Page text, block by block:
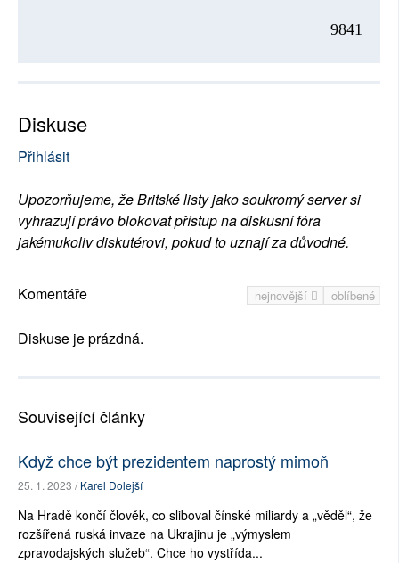
9841
Diskuse
Přihlásit
Upozorňujeme, že Britské listy jako soukromý server si
vyhrazují právo blokovat přístup na diskusní fóra
jakémukoliv diskutérovi, pokud to uznají za důvodné.
nejnovější oblíbené
Komentáře
Diskuse je prázdná.
Související články
Když chce být prezidentem naprostý mimoň
25. 1. 2023 /Karel Dolejší
Na Hradě končí člověk, co sliboval čínské miliardy a „věděl“, že
rozšířená ruská invaze na Ukrajinu je „výmyslem
zpravodajských služeb“. Chce ho vystřída...